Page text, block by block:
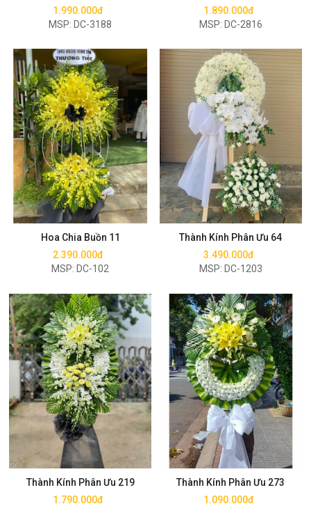
1.990.000đ
MSP: DC-3188
1.890.000đ
MSP: DC-2816
Hoa Chia Buồn 11
2.390.000đ
MSP: DC-102
Mua ngay
Thành Kính Phân Ưu 64
3.490.000đ
MSP: DC-1203
Mua ngay
Thành Kính Phân Ưu 219
1.790.000đ
Mua ngay
Thành Kính Phân Ưu 273
1.090.000đ
Mua ngay